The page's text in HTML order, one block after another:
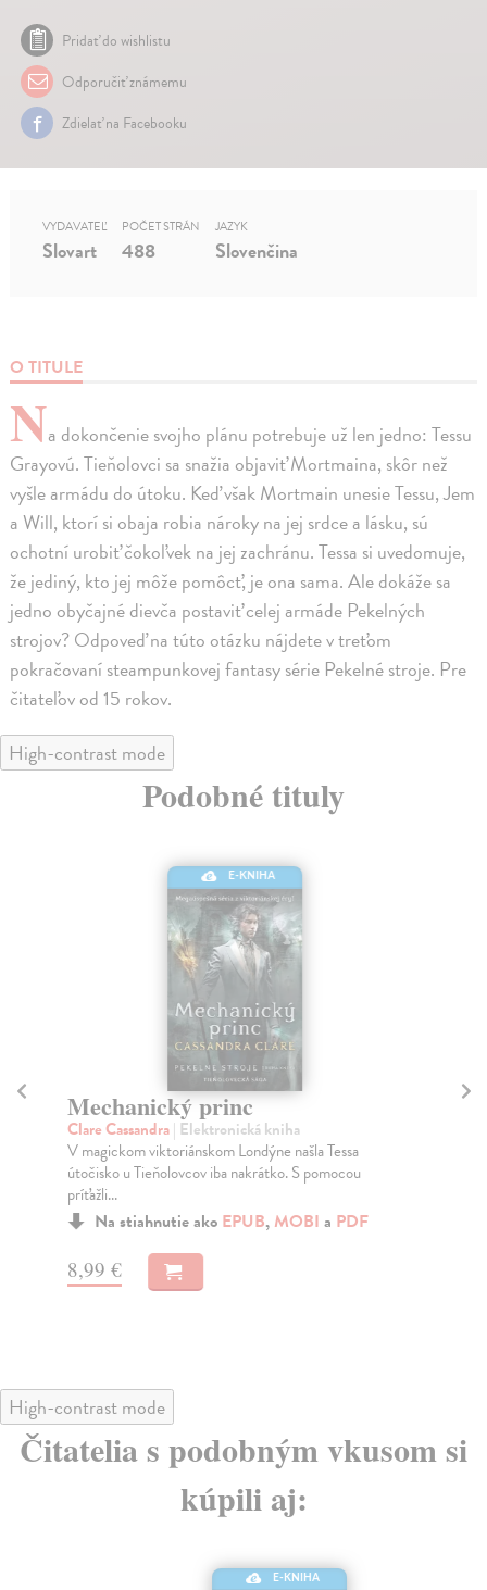
Pridať do wishlistu
Odporučiť známemu
Zdielať na Facebooku
O TITULE
Na dokončenie svojho plánu potrebuje už len jedno: Tessu
Grayovú. Tieňolovci sa snažia objaviť Mortmaina, skôr než
vyšle armádu do útoku. Keď však Mortmain unesie Tessu, Jem
a Will, ktorí si obaja robia nároky na jej srdce a lásku, sú
ochotní urobiť čokoľvek na jej zachránu. Tessa si uvedomuje,
že jediný, kto jej môže pomôcť, je ona sama. Ale dokáže sa
jedno obyčajné dievča postaviť celej armáde Pekelných
strojov? Odpoveď na túto otázku nájdete v treťom
pokračovaní steampunkovej fantasy série Pekelné stroje. Pre
čitateľov od 15 rokov.
VYDAVATEĽ
Slovart
POČET STRÁN
488
JAZYK
Slovenčina
High-contrast mode
Podobné tituly
E-KNIHA
Mechanický princ
Clare Cassandra| Elektronická kniha
V magickom viktoriánskom Londýne našla Tessa
útočisko u Tieňolovcov iba nakrátko. S pomocou
príťažli...
Na stiahnutie ako EPUB, MOBIa PDF
8,99 €
High-contrast mode
Čitatelia s podobným vkusom si
kúpili aj:
E-KNIHA